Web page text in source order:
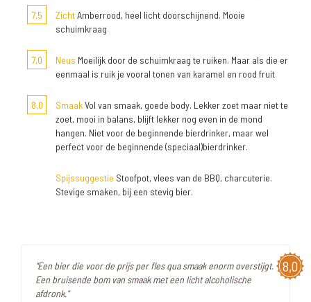
7,5
ZichtAmberrood, heel licht doorschijnend. Mooie
schuimkraag
7,0 Neus Moeilijk door de schuimkraag te ruiken. Maar als die er
eenmaal is ruik je vooral tonen van karamel en rood fruit
8,0 SmaakVol van smaak, goede body. Lekker zoet maar niet te
zoet, mooi in balans, blijft lekker nog even in de mond
hangen. Niet voor de beginnende bierdrinker, maar wel
perfect voor de beginnende (speciaal)bierdrinker.
Spijssuggestie Stoofpot, vlees van de BBQ, charcuterie.
Stevige smaken, bij een stevig bier.
8,0
"Een bier die voor de prijs per fles qua smaak enorm overstijgt.
Een bruisende bom van smaak met een licht alcoholische
afdronk."